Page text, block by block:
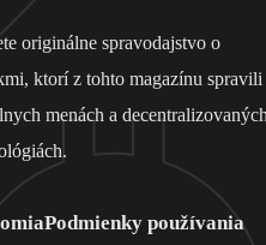
originálne spravodajstvo o
ktorí z tohto magazínu spravili
menách a
Podmienky používania